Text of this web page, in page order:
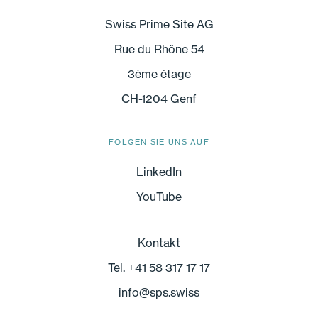
Swiss Prime Site AG
Rue du Rhône 54
3ème étage
CH-1204 Genf
FOLGEN SIE UNS AUF
LinkedIn
YouTube
Kontakt
Tel. +41 58 317 17 17
info@sps.swiss